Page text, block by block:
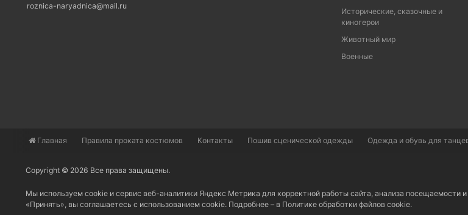
roznica-naryadnica@mail.ru
Исторические, сказочные и
киногерои
Животный мир
Военные
Главная ​Правила проката костюмов Контакты Пошив сценической одежды Одежда и обувь для
Copyright © 2026 Все права защищены.
Мы используем cookie и сервис веб-аналитики Яндекс Метрика для корректной работы сайта, анализа посещаемости
«Принять», вы соглашаетесь с использованием cookie. Подробнее – в Политике обработки файлов cookie.